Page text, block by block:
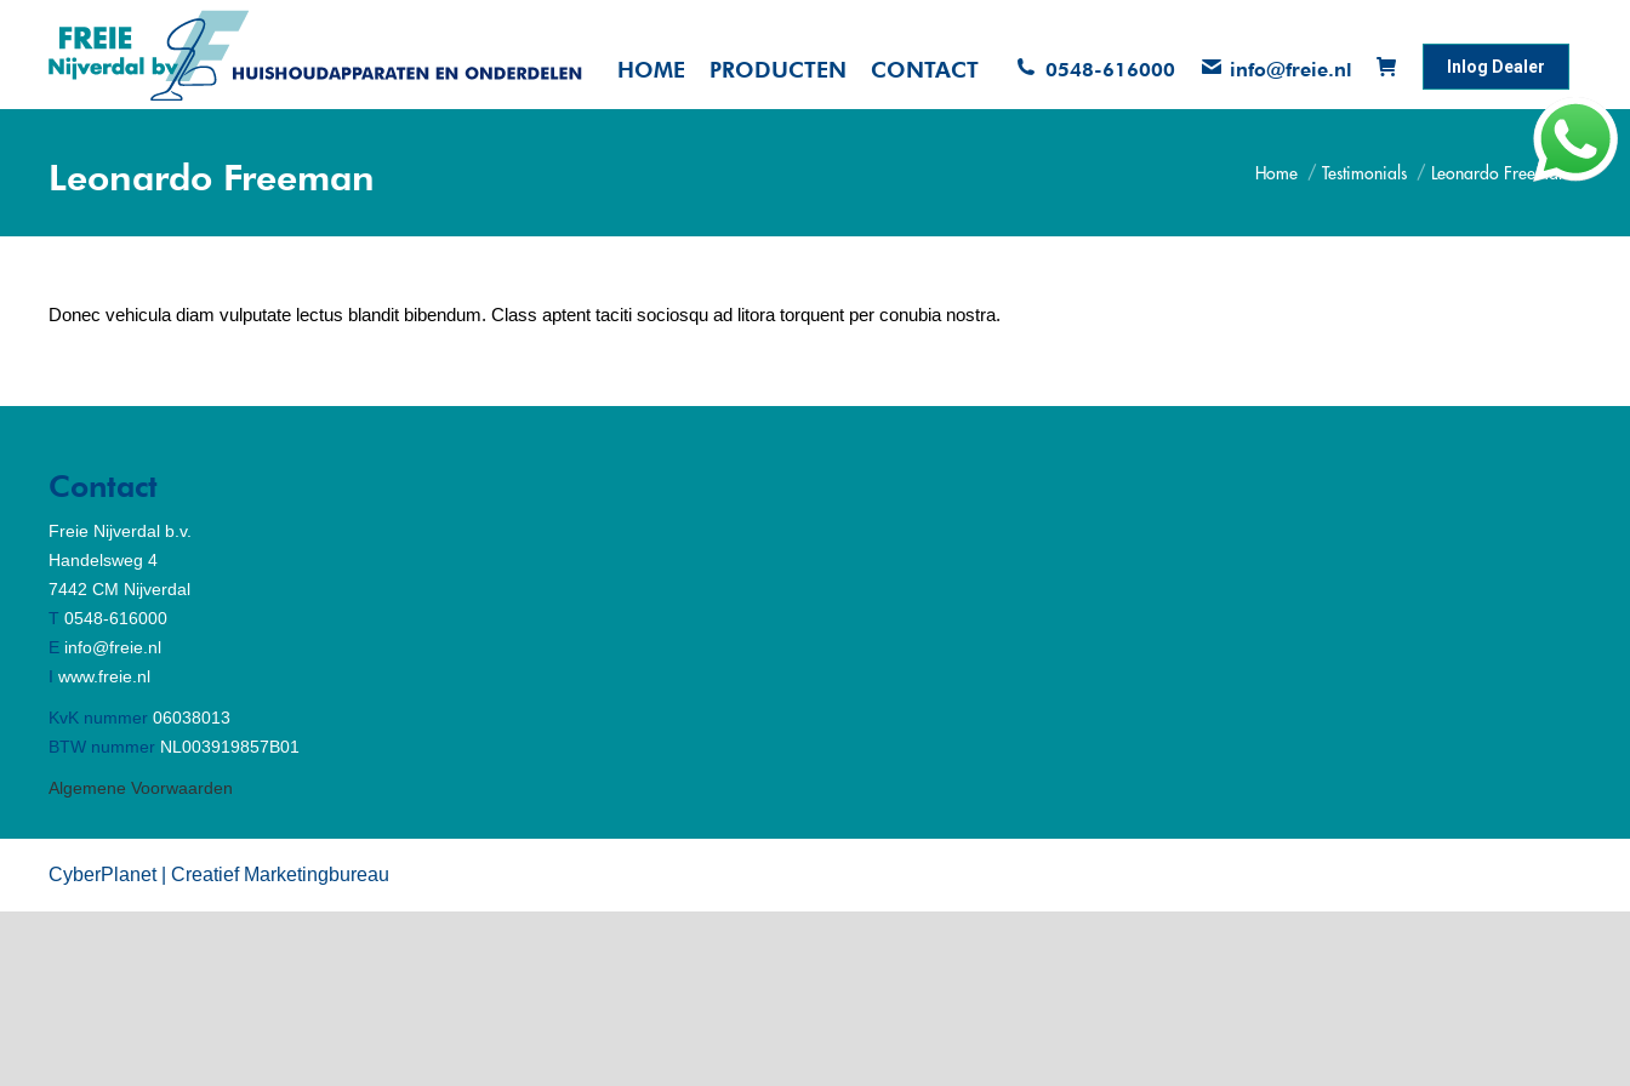
HOME PRODUCTEN CONTACT 0548-616000 info@freie.nl Inlog Dealer
Leonardo Freeman Je bent hier:
Home Testimonials Leonardo Freeman
Donec vehicula diam vulputate lectus blandit bibendum. Class aptent taciti sociosqu ad litora torquent per conubia nostra.
Contact
Freie Nijverdal b.v.
Handelsweg 4
7442 CM Nijverdal
T 0548-616000
E info@freie.nl
I www.freie.nl
KvK nummer 06038013
BTW nummer NL003919857B01
Algemene Voorwaarden
CyberPlanet | Creatief Marketingbureau